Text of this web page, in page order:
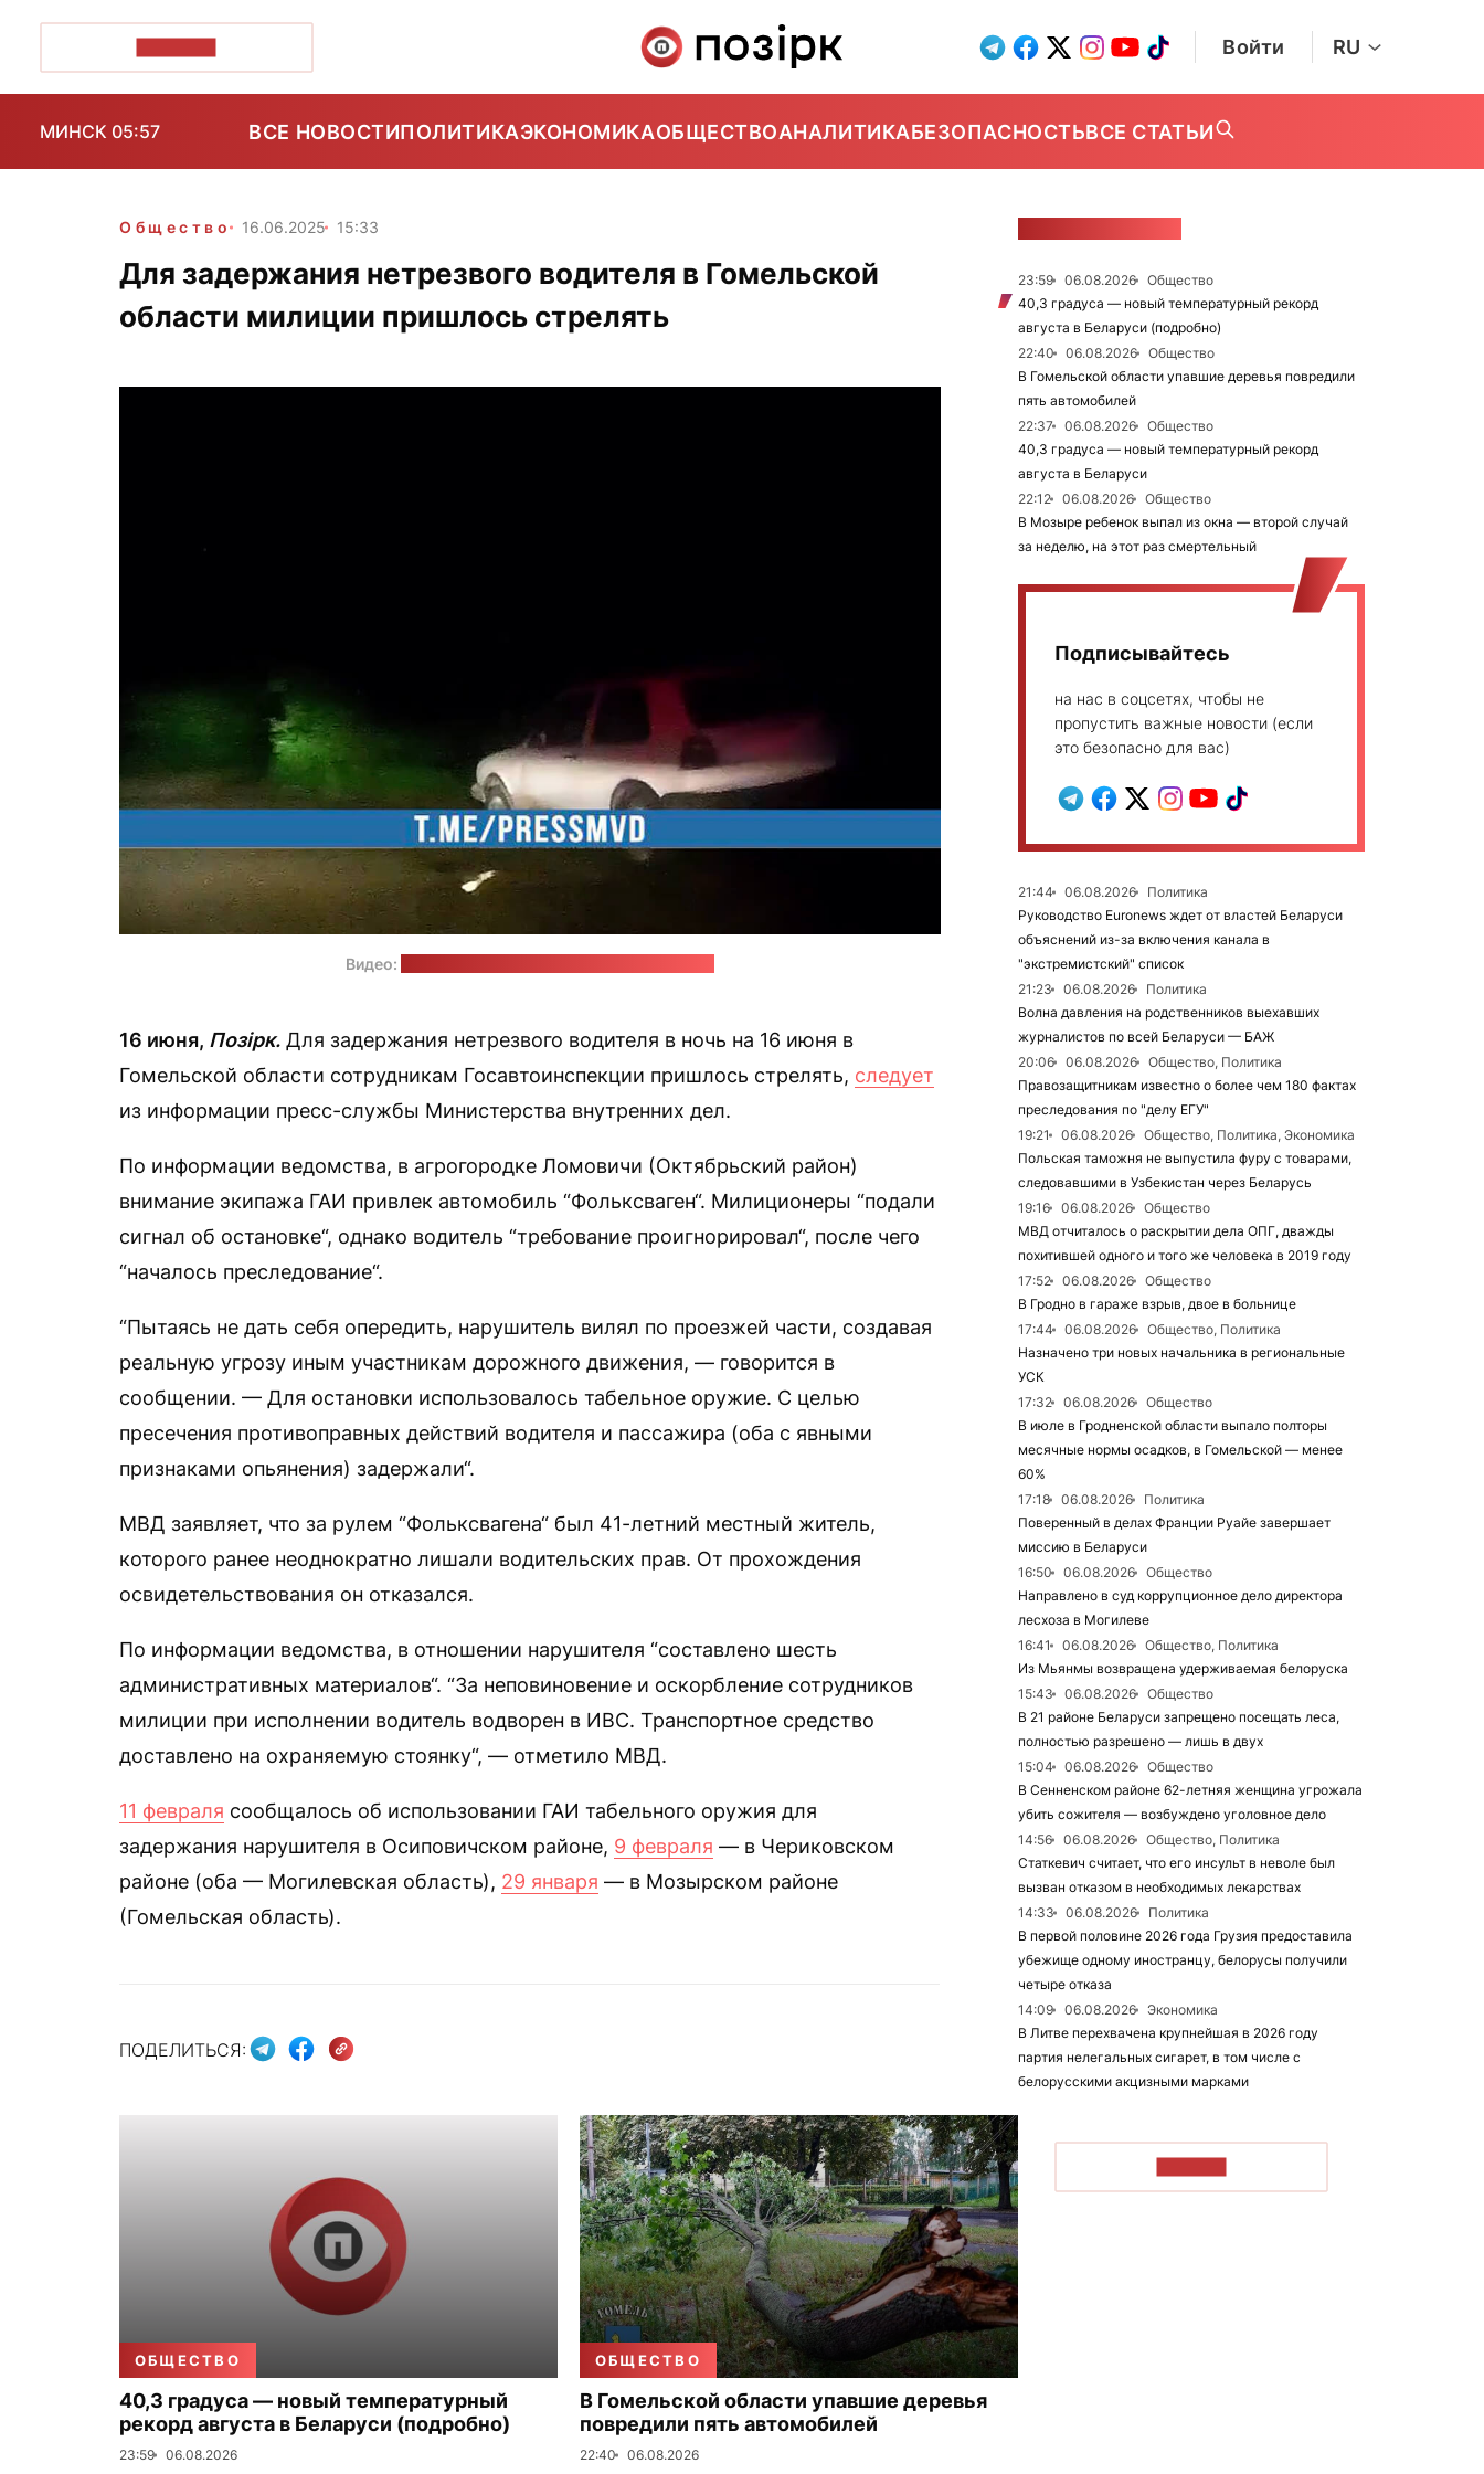
Войти RU
МИНСК 05:57 ВСЕ НОВОСТИПОЛИТИКАЭКОНОМИКАОБЩЕСТВОАНАЛИТИКАБЕЗОПАСНОСТЬВСЕ СТАТЬИ
Общество 16.06.2025 15:33
Для задержания нетрезвого водителя в Гомельской
области милиции пришлось стрелять
Видео:
16 июня, Позірк. Для задержания нетрезвого водителя в ночь на 16 июня в
Гомельской области сотрудникам Госавтоинспекции пришлось стрелять, следует
из информации пресс-службы Министерства внутренних дел.
По информации ведомства, в агрогородке Ломовичи (Октябрьский район)
внимание экипажа ГАИ привлек автомобиль “Фольксваген“. Милиционеры “подали
сигнал об остановке“, однако водитель “требование проигнорировал“, после чего
“началось преследование“.
“Пытаясь не дать себя опередить, нарушитель вилял по проезжей части, создавая
реальную угрозу иным участникам дорожного движения, — говорится в
сообщении. — Для остановки использовалось табельное оружие. С целью
пресечения противоправных действий водителя и пассажира (оба с явными
признаками опьянения) задержали“.
МВД заявляет, что за рулем “Фольксвагена“ был 41-летний местный житель,
которого ранее неоднократно лишали водительских прав. От прохождения
освидетельствования он отказался.
По информации ведомства, в отношении нарушителя “составлено шесть
административных материалов“. “За неповиновение и оскорбление сотрудников
милиции при исполнении водитель водворен в ИВС. Транспортное средство
доставлено на охраняемую стоянку“, — отметило МВД.
11 февраля сообщалось об использовании ГАИ табельного оружия для
задержания нарушителя в Осиповичском районе, 9 февраля — в Чериковском
районе (оба — Могилевская область), 29 января — в Мозырском районе
(Гомельская область).
ПОДЕЛИТЬСЯ:
ОБЩЕСТВО
40,3 градуса — новый температурный
рекорд августа в Беларуси (подробно)
23:59 06.08.2026
ОБЩЕСТВО
В Гомельской области упавшие деревья
повредили пять автомобилей
22:40 06.08.2026
23:59 06.08.2026
Общество
40,3 градуса — новый температурный рекорд
августа в Беларуси (подробно)
22:40
06.08.2026
Общество
В Гомельской области упавшие деревья повредили
пять автомобилей
22:37
06.08.2026
Общество
40,3 градуса — новый температурный рекорд
августа в Беларуси
22:12
06.08.2026
Общество
В Мозыре ребенок выпал из окна — второй случай
за неделю, на этот раз смертельный
Подписывайтесь
на нас в соцсетях, чтобы не
пропустить важные новости (если
это безопасно для вас)
21:44 06.08.2026
Политика
Руководство Euronews ждет от властей Беларуси
объяснений из-за включения канала в
"экстремистский" список
21:23
06.08.2026
Политика
Волна давления на родственников выехавших
журналистов по всей Беларуси — БАЖ
20:06
06.08.2026
Общество, Политика
Правозащитникам известно о более чем 180 фактах
преследования по "делу ЕГУ"
19:21
06.08.2026
Общество, Политика, Экономика
Польская таможня не выпустила фуру с товарами,
следовавшими в Узбекистан через Беларусь
19:16
06.08.2026
Общество
МВД отчиталось о раскрытии дела ОПГ, дважды
похитившей одного и того же человека в 2019 году
17:52
06.08.2026
Общество
В Гродно в гараже взрыв, двое в больнице
17:44
06.08.2026
Общество, Политика
Назначено три новых начальника в региональные
УСК
17:32
06.08.2026
Общество
В июле в Гродненской области выпало полторы
месячные нормы осадков, в Гомельской — менее
60%
17:18
06.08.2026
Политика
Поверенный в делах Франции Руайе завершает
миссию в Беларуси
16:50
06.08.2026
Общество
Направлено в суд коррупционное дело директора
лесхоза в Могилеве
16:41
06.08.2026
Общество, Политика
Из Мьянмы возвращена удерживаемая белоруска
15:43
06.08.2026
Общество
В 21 районе Беларуси запрещено посещать леса,
полностью разрешено — лишь в двух
15:04
06.08.2026
Общество
В Сенненском районе 62-летняя женщина угрожала
убить сожителя — возбуждено уголовное дело
14:56
06.08.2026
Общество, Политика
Статкевич считает, что его инсульт в неволе был
вызван отказом в необходимых лекарствах
14:33
06.08.2026
Политика
В первой половине 2026 года Грузия предоставила
убежище одному иностранцу, белорусы получили
четыре отказа
14:09
06.08.2026
Экономика
В Литве перехвачена крупнейшая в 2026 году
партия нелегальных сигарет, в том числе с
белорусскими акцизными марками